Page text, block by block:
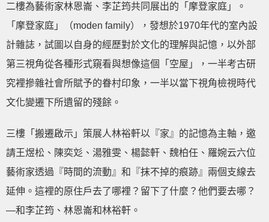
二樓為藝術家林恩崙、李芷筠共同展出的「摩登家庭」。
「摩登家庭」（moden family），發想於1970年代的室內設
計雜誌，試圖以自身的經歷對於文化的理解與記憶，以外部
第三視角從各種形式窺看與想像這個「空屋」，一半考古研
究裡摻雜社會所賦予的眷村印象，一半以當下視角檢視時代
文化變遷下所遺留的殘餘。
三樓「搬遷啟示」策展人林裕軒以『家』的記憶為主軸，邀
請王煜松、陳奕彣、湯雅雯、楊懿軒、魏柏任、羅婉云六位
藝術家透過『時間的流動』和『抹不掉的痕跡』兩個支線去
延伸。這裡的原住戶去了哪裡？留下了什麼？他們要去哪？
—和李芷筠、林恩崙和林裕軒。